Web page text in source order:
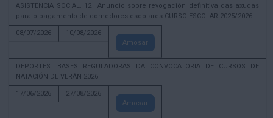
ASISTENCIA SOCIAL. 12_ Anuncio sobre revogación definitiva das axudas
para o pagamento de comedores escolares CURSO ESCOLAR 2025/2026
08/07/2026
10/08/2026
Amosar
DEPORTES. BASES REGULADORAS DA CONVOCATORIA DE CURSOS DE
NATACIÓN DE VERÁN 2026
17/06/2026
27/08/2026
Amosar